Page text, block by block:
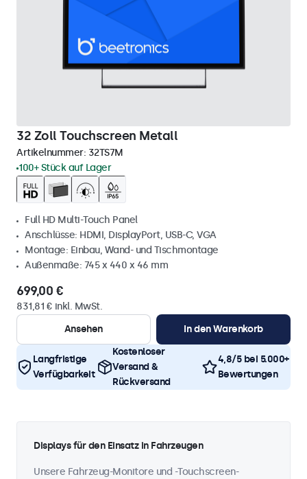
32 Zoll Touchscreen Metall
Artikelnummer: 32TS7M
100+ Stück auf Lager
Full HD Multi-Touch Panel
Anschlüsse: HDMI, DisplayPort, USB-C, VGA
Montage: Einbau, Wand- und Tischmontage
Außenmaße: 745 x 440 x 46 mm
699,00 €
831,81 € inkl. MwSt.
Ansehen
In den Warenkorb
Langfristige
Verfügbarkeit
Kostenloser
Versand &
Rückversand
4,8/5 bei 5.000+
Bewertungen
Displays für den Einsatz in Fahrzeugen
Unsere Fahrzeug-Monitore und -Touchscreen-